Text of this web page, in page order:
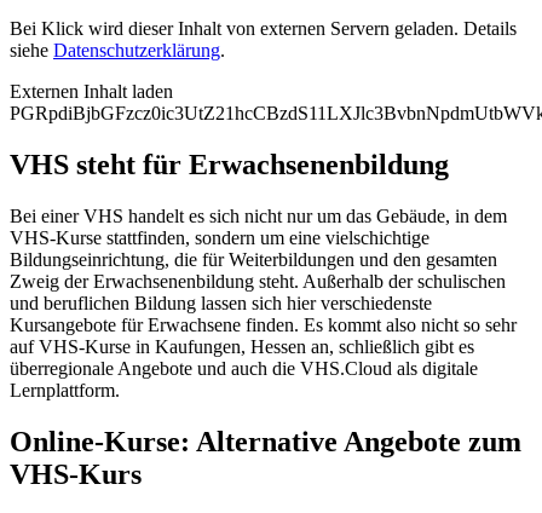
Bei Klick wird dieser Inhalt von externen Servern geladen. Details
siehe Datenschutzerklärung.
Externen Inhalt laden
VHS steht für Erwachsenenbildung
Bei einer VHS handelt es sich nicht nur um das Gebäude, in dem
VHS-Kurse stattfinden, sondern um eine vielschichtige
Bildungseinrichtung, die für Weiterbildungen und den gesamten
Zweig der Erwachsenenbildung steht. Außerhalb der schulischen
und beruflichen Bildung lassen sich hier verschiedenste
Kursangebote für Erwachsene finden. Es kommt also nicht so sehr
auf VHS-Kurse in Kaufungen, Hessen an, schließlich gibt es
überregionale Angebote und auch die VHS.Cloud als digitale
Lernplattform.
Online-Kurse: Alternative Angebote zum
VHS-Kurs